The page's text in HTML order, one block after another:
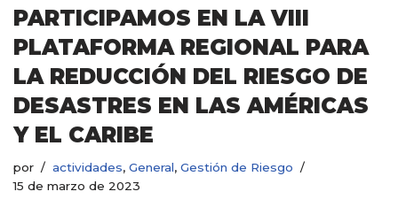
PARTICIPAMOS EN LA VIII
PLATAFORMA REGIONAL PARA
LA REDUCCIÓN DEL RIESGO DE
DESASTRES EN LAS AMÉRICAS
Y EL CARIBE
por actividades, General, Gestión de Riesgo
15 de marzo de 2023